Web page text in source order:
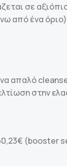
σε
ένα όριο)
απαλό
στην
(booster